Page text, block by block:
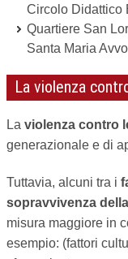
Circolo Didattico
Quartiere San
Santa Maria
La violenza
La violenza contro
generazionale e di
Tuttavia, alcuni tra i
sopravvivenza
misura maggiore in
esempio: (fattori